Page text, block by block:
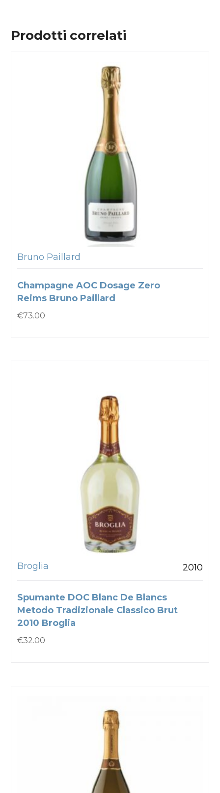
Prodotti correlati
Bruno Paillard
Champagne AOC Dosage Zero
Reims Bruno Paillard
€73.00
Broglia 2010
Spumante DOC Blanc De Blancs
Metodo Tradizionale Classico Brut
2010 Broglia
€32.00